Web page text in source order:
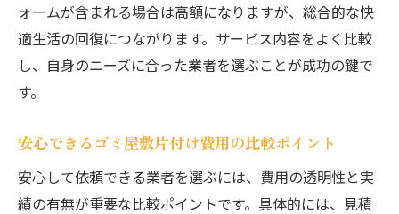
ォームが含まれる場合は高額になりますが、総合的な快
適生活の回復につながります。サービス内容をよく比較
し、自身のニーズに合った業者を選ぶことが成功の鍵で
す。
安心できるゴミ屋敷片付け費用の比較ポイント
安心して依頼できる業者を選ぶには、費用の透明性と実
績の有無が重要な比較ポイントです。具体的には、見積